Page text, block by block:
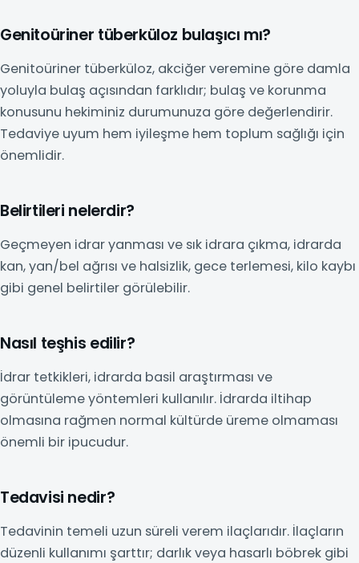
Genitoüriner tüberküloz bulaşıcı mı?
Genitoüriner tüberküloz, akciğer veremine göre damla
yoluyla bulaş açısından farklıdır; bulaş ve korunma
konusunu hekiminiz durumunuza göre değerlendirir.
Tedaviye uyum hem iyileşme hem toplum sağlığı için
önemlidir.
Belirtileri nelerdir?
Geçmeyen idrar yanması ve sık idrara çıkma, idrarda
kan, yan/bel ağrısı ve halsizlik, gece terlemesi, kilo kaybı
gibi genel belirtiler görülebilir.
Nasıl teşhis edilir?
İdrar tetkikleri, idrarda basil araştırması ve
görüntüleme yöntemleri kullanılır. İdrarda iltihap
olmasına rağmen normal kültürde üreme olmaması
önemli bir ipucudur.
Tedavisi nedir?
Tedavinin temeli uzun süreli verem ilaçlarıdır. İlaçların
düzenli kullanımı şarttır; darlık veya hasarlı böbrek gibi